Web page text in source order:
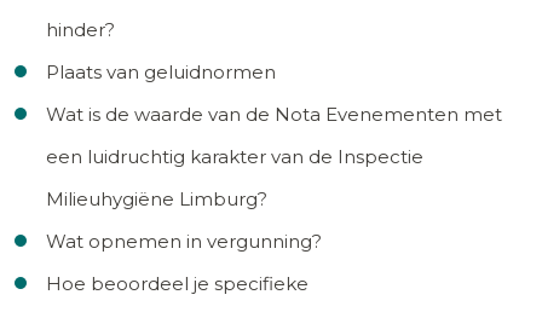
hinder?
Plaats van geluidnormen
Wat is de waarde van de Nota Evenementen met
een luidruchtig karakter van de Inspectie
Milieuhygiëne Limburg?
Wat opnemen in vergunning?
Hoe beoordeel je specifieke